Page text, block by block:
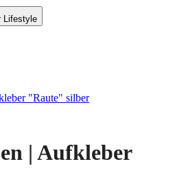
Lifestyle
"Raute" silber
| Aufkleber